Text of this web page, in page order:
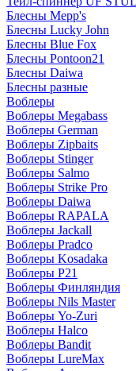
Блесны Mepp's
Блесны Lucky John
Блесны Blue Fox
Блесны Pontoon21
Блесны Daiwa
Блесны разные
Воблеры
Воблеры Megabass
Воблеры German
Воблеры Zipbaits
Воблеры Stinger
Воблеры Salmo
Воблеры Strike Pro
Воблеры Daiwa
Воблеры RAPALA
Воблеры Jackall
Воблеры Pradco
Воблеры Kosadaka
Воблеры P21
Воблеры Финляндия
Воблеры Nils Master
Воблеры Yo-Zuri
Воблеры Halco
Воблеры Bandit
Воблеры LureMax